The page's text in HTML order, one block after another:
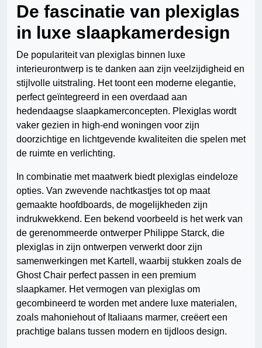
De fascinatie van plexiglas
in luxe slaapkamerdesign
De populariteit van plexiglas binnen luxe
interieurontwerp is te danken aan zijn veelzijdigheid en
stijlvolle uitstraling. Het toont een moderne elegantie,
perfect geïntegreerd in een overdaad aan
hedendaagse slaapkamerconcepten. Plexiglas wordt
vaker gezien in high-end woningen voor zijn
doorzichtige en lichtgevende kwaliteiten die spelen met
de ruimte en verlichting.
In combinatie met maatwerk biedt plexiglas eindeloze
opties. Van zwevende nachtkastjes tot op maat
gemaakte hoofdboards, de mogelijkheden zijn
indrukwekkend. Een bekend voorbeeld is het werk van
de gerenommeerde ontwerper Philippe Starck, die
plexiglas in zijn ontwerpen verwerkt door zijn
samenwerkingen met Kartell, waarbij stukken zoals de
Ghost Chair perfect passen in een premium
slaapkamer. Het vermogen van plexiglas om
gecombineerd te worden met andere luxe materialen,
zoals mahoniehout of Italiaans marmer, creëert een
prachtige balans tussen modern en tijdloos design.